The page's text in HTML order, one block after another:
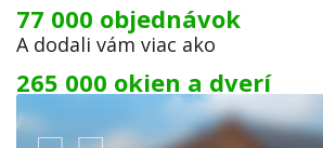
77 000 objednávok
A dodali vám viac ako
265 000 okien a dverí